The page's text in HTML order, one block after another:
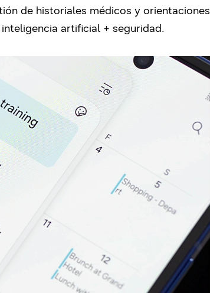
de historiales médicos y orientaciones
artificial + seguridad.